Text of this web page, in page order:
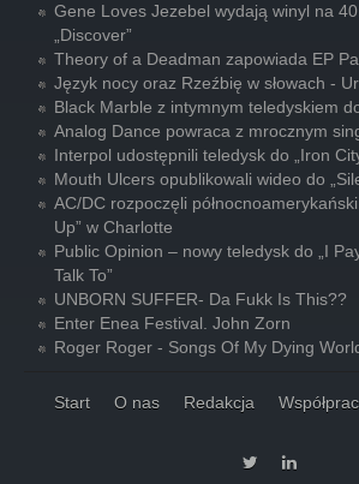
Gene Loves Jezebel wydają winyl na
„Discover”
Theory of a Deadman zapowiada EP
Język nocy oraz Rzeźbię w słowach -
Black Marble z intymnym teledyskiem
Analog Dance powraca z mrocznym
Interpol udostępnili teledysk do „Iron
Mouth Ulcers opublikowali wideo do
AC/DC rozpoczęli
Up” w Charlotte
Public Opinion – nowy teledysk do „I
Talk To”
UNBORN SUFFER- Da Fukk Is This??
Enter Enea Festival. John Zorn
Roger Roger - Songs Of My Dying
Start O nas Redakcja